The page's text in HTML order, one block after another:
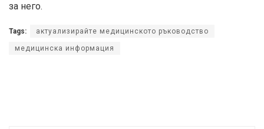
за него.
Tags: актуализирайте медицинското ръководство
медицинска информация